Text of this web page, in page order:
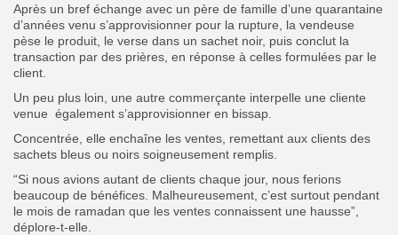
Après un bref échange avec un père de famille d’une quarantaine
d’années venu s’approvisionner pour la rupture, la vendeuse
pèse le produit, le verse dans un sachet noir, puis conclut la
transaction par des prières, en réponse à celles formulées par le
client.
Un peu plus loin, une autre commerçante interpelle une cliente
venue également s’approvisionner en bissap.
Concentrée, elle enchaîne les ventes, remettant aux clients des
sachets bleus ou noirs soigneusement remplis.
“Si nous avions autant de clients chaque jour, nous ferions
beaucoup de bénéfices. Malheureusement, c’est surtout pendant
le mois de ramadan que les ventes connaissent une hausse”,
déplore-t-elle.